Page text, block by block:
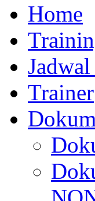
Home
Trainer